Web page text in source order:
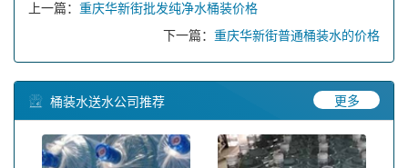
上一篇： 重庆华新街批发纯净水桶装价格
下一篇： 重庆华新街普通桶装水的价格
桶装水送水公司推荐 更多